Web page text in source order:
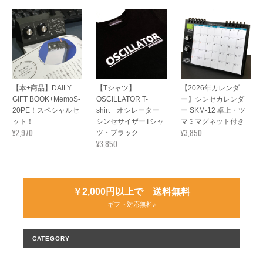
【本+商品】DAILY
GIFT BOOK+MemoS-
20PE！スペシャルセ
ット！
¥2,970
【Tシャツ】
OSCILLATOR T-
shirt オシレーター
シンセサイザーTシャ
ツ・ブラック
¥3,850
【2026年カレンダ
ー】シンセカレンダ
ー SKM-12 卓上・ツ
マミマグネット付き
¥3,850
￥2,000円以上で 送料無料
ギフト対応無料♪
CATEGORY